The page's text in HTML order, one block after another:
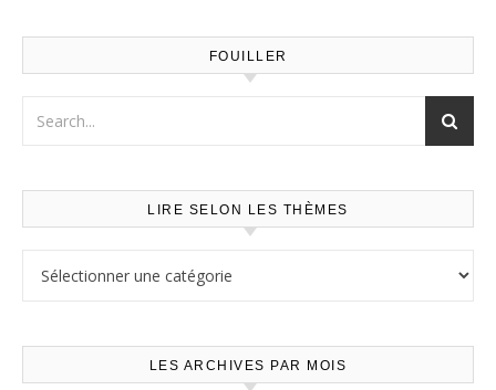
FOUILLER
LIRE SELON LES THÈMES
LES ARCHIVES PAR MOIS